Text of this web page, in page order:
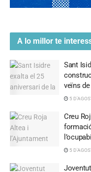
A lo millor te
Sant
veïns
5
Creu
5